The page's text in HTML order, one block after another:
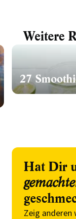
Weitere
27
Hat Dir
Zeig anderen